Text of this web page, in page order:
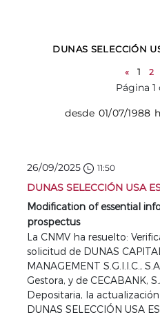
DUNAS SELECCIÓN
« 1 2
Página 1
desde 01/07/1988
26/09/2025 11:50
DUNAS SELECCIÓN USA
Modification of essential
prospectus
La CNMV ha resuelto:
solicitud de DUNAS
MANAGEMENT S.G.I.I.C.,
Gestora, y de CECABANK,
Depositaria, la
DUNAS SELECCIÓN USA